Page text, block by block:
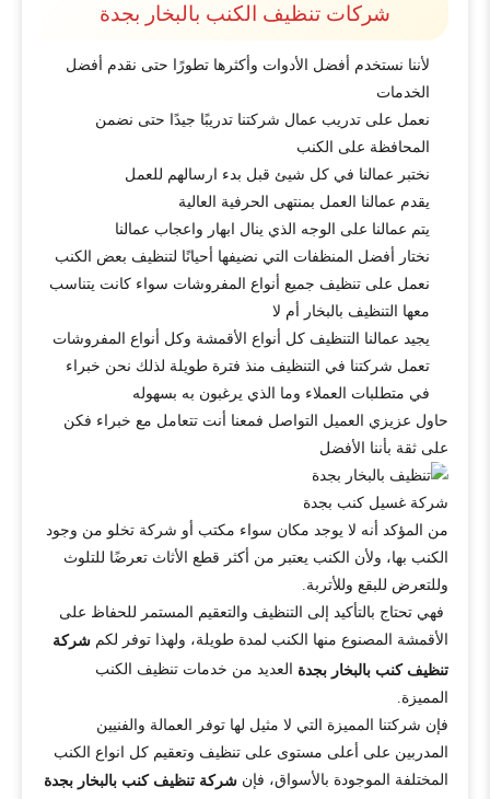
شركات تنظيف الكنب بالبخار بجدة
لأننا نستخدم أفضل الأدوات وأكثرها تطورًا حتى نقدم أفضل
الخدمات
نعمل على تدريب عمال شركتنا تدريبًا جيدًا حتى نضمن
المحافظة على الكنب
نختبر عمالنا في كل شيئ قبل بدء ارسالهم للعمل
يقدم عمالنا العمل بمنتهى الحرفية العالية
يتم عمالنا على الوجه الذي ينال ابهار واعجاب عمالنا
نختار أفضل المنظفات التي نضيفها أحيانًا لتنظيف بعض الكنب
نعمل على تنظيف جميع أنواع المفروشات سواء كانت يتناسب
معها التنظيف بالبخار أم لا
يجيد عمالنا التنظيف كل أنواع الأقمشة وكل أنواع المفروشات
تعمل شركتنا في التنظيف منذ فترة طويلة لذلك نحن خبراء
في متطلبات العملاء وما الذي يرغبون به بسهوله
حاول عزيزي العميل التواصل فمعنا أنت تتعامل مع خبراء فكن
على ثقة بأننا الأفضل
شركة غسيل كنب بجدة
من المؤكد أنه لا يوجد مكان سواء مكتب أو شركة تخلو من وجود
الكنب بها، ولأن الكنب يعتبر من أكثر قطع الأثاث تعرضًا للتلوث
وللتعرض للبقع وللأتربة.
فهي تحتاج بالتأكيد إلى التنظيف والتعقيم المستمر للحفاظ على
الأقمشة المصنوع منها الكنب لمدة طويلة، ولهذا توفر لكم شركة
تنظيف كنب بالبخار بجدة العديد من خدمات تنظيف الكنب
المميزة.
فإن شركتنا المميزة التي لا مثيل لها توفر العمالة والفنيين
المدربين على أعلى مستوى على تنظيف وتعقيم كل انواع الكنب
المختلفة الموجودة بالأسواق، فإن شركة تنظيف كنب بالبخار بجدة